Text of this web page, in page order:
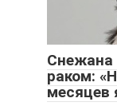
Снежана
раком:
месяцев